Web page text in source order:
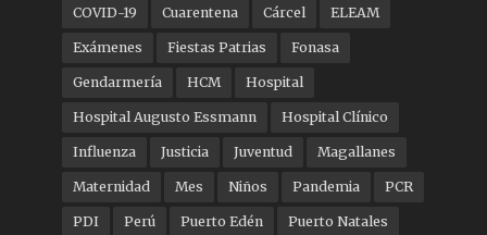
COVID-19 Cuarentena Cárcel ELEAM
Exámenes Fiestas Patrias Fonasa
Gendarmería HCM Hospital
Hospital Augusto Essmann Hospital Clínico
Influenza Justicia Juventud Magallanes
Maternidad Mes Niños Pandemia PCR
PDI Perú Puerto Edén Puerto Natales